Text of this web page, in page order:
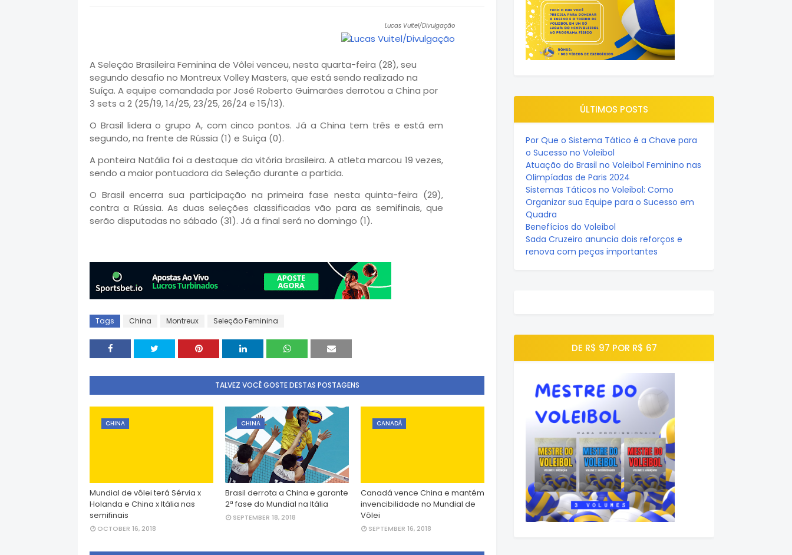
Lucas Vuitel/Divulgação
A Seleção Brasileira Feminina de Vôlei venceu, nesta quarta-feira (28), seu
segundo desafio no Montreux Volley Masters, que está sendo realizado na
Suíça. A equipe comandada por José Roberto Guimarães derrotou a China por
3 sets a 2 (25/19, 14/25, 23/25, 26/24 e 15/13).
O Brasil lidera o grupo A, com cinco pontos. Já a China tem três e está em
segundo, na frente de Rússia (1) e Suíça (0).
A ponteira Natália foi a destaque da vitória brasileira. A atleta marcou 19 vezes,
sendo a maior pontuadora da Seleção durante a partida.
O Brasil encerra sua participação na primeira fase nesta quinta-feira (29),
contra a Rússia. As duas seleções classificadas vão para as semifinais, que
serão disputadas no sábado (31). Já a final será no domingo (1).
Tags China Montreux Seleção Feminina
TALVEZ VOCÊ GOSTE DESTAS POSTAGENS
CHINA
Mundial de vôlei terá Sérvia x
Holanda e China x Itália nas
semifinais
OCTOBER 16, 2018
CHINA
Brasil derrota a China e garante
2ª fase do Mundial na Itália
SEPTEMBER 18, 2018
CANADÁ
Canadá vence China e mantém
invencibilidade no Mundial de
Vôlei
SEPTEMBER 16, 2018
ÚLTIMOS POSTS
Por Que o Sistema Tático é a Chave para
o Sucesso no Voleibol
Atuação do Brasil no Voleibol Feminino nas
Olimpíadas de Paris 2024
Sistemas Táticos no Voleibol: Como
Organizar sua Equipe para o Sucesso em
Quadra
Benefícios do Voleibol
Sada Cruzeiro anuncia dois reforços e
renova com peças importantes
DE R$ 97 POR R$ 67